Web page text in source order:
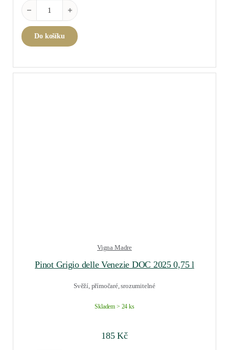
Cuvée Elisabeth Salmon Brut Rosé 2013 0,75 l množství
Do košíku
Vigna Madre
Pinot Grigio delle Venezie DOC 2025 0,75 l
Svěží, přímočaré, srozumitelné
Skladem > 24 ks
185Kč